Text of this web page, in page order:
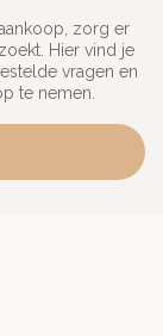
zorg er
Hier vind je
vragen en
te nemen.